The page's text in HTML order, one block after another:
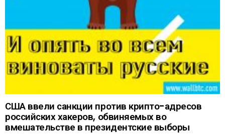
США ввели санкции против крипто-адресов
российских хакеров, обвиняемых во
вмешательстве в президентские выборы